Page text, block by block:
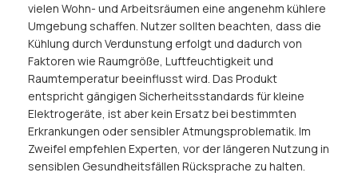
vielen Wohn- und Arbeitsräumen eine angenehm kühlere
Umgebung schaffen. Nutzer sollten beachten, dass die
Kühlung durch Verdunstung erfolgt und dadurch von
Faktoren wie Raumgröße, Luftfeuchtigkeit und
Raumtemperatur beeinflusst wird. Das Produkt
entspricht gängigen Sicherheitsstandards für kleine
Elektrogeräte, ist aber kein Ersatz bei bestimmten
Erkrankungen oder sensibler Atmungsproblematik. Im
Zweifel empfehlen Experten, vor der längeren Nutzung in
sensiblen Gesundheitsfällen Rücksprache zu halten.